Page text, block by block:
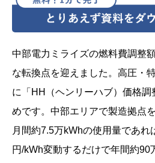
中部電力ミライズの燃料費調整
な転換点を迎えました。高圧・
に「HH（ヘンリーハブ）価格調
めです。中部エリアで製造拠点
月間約7.5万kWhの使用量であれ
円/kWh変動するだけで年間約90